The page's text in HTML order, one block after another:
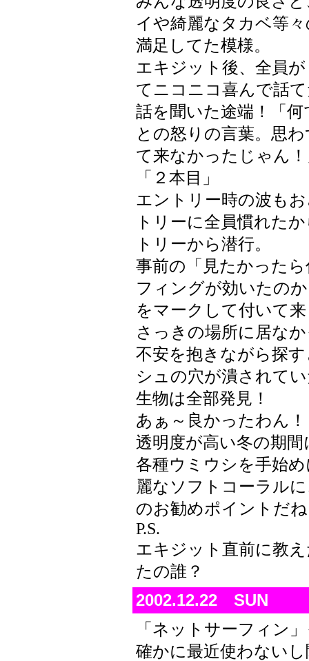
イや綺麗なタカベ等
満足してた模様。
エキジット後、全員
てニコニコ喜んで話
話を聞いた途端！「
との怒りの言葉。思
て来なかったじゃん
「２本目」
エントリー時の波も
トリーに全員慣れた
トリーから潜行。
事前の「見たかった
フィングが効いたの
をマークして付いて
さっきの場所に居な
不安を抱きながら探
シュの穴が潰されて
生物は全部発見！
あぁ～良かったわん！
透明度が高い冬の期
各種ウミウシを手始
麗なソフトコーラル
のお勧めポイントだ
P.S.
エキジット直前に教
たの誰？
2002.12.22 SUN
「ネットサーフィン
確かに最近使わない